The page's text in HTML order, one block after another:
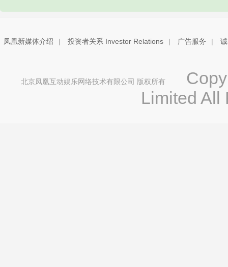
凤凰新媒体介绍 | 投资者关系 Investor Relations | 广告服务 |
北京凤凰互动娱乐网络技术有限公司 版权所有
Limited All